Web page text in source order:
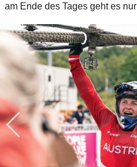
am Ende des Tages geht es